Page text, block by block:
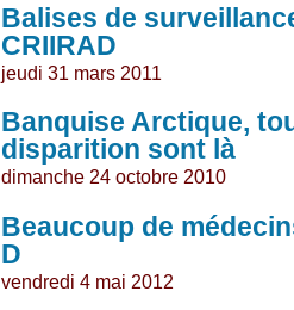
Balises de
CRIIRAD
jeudi 31 mars 2011
Banquise Arctique,
disparition sont là
dimanche 24 octobre 2010
Beaucoup de
D
vendredi 4 mai 2012